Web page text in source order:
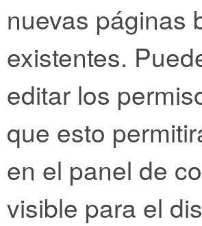
nuevas páginas
existentes.
editar los
que esto
en el panel de
visible para el